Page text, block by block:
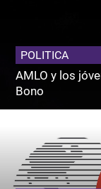
POLITICA
AMLO y los
Bono